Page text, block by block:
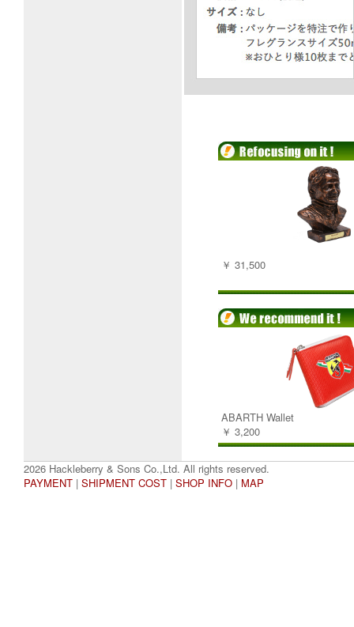
￥ 31,500
ABARTH Wallet
￥ 3,200
2026 Hackleberry & Sons Co.,Ltd. All rights reserved.
PAYMENT | SHIPMENT COST | SHOP INFO | MAP